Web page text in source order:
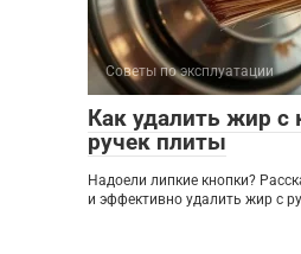
Советы по эксплуатации
Как удалить жир с
ручек плиты
Надоели липкие кнопки?
и эффективно удалить жир с